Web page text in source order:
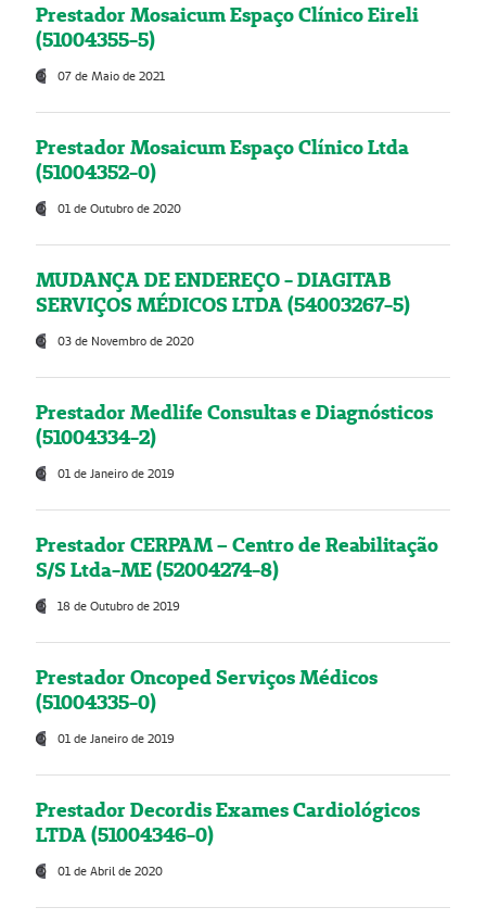
Prestador Mosaicum Espaço Clínico Eireli
(51004355-5)
07 de Maio de 2021
Prestador Mosaicum Espaço Clínico Ltda
(51004352-0)
01 de Outubro de 2020
MUDANÇA DE ENDEREÇO - DIAGITAB
SERVIÇOS MÉDICOS LTDA (54003267-5)
03 de Novembro de 2020
Prestador Medlife Consultas e Diagnósticos
(51004334-2)
01 de Janeiro de 2019
Prestador CERPAM – Centro de Reabilitação
S/S Ltda-ME (52004274-8)
18 de Outubro de 2019
Prestador Oncoped Serviços Médicos
(51004335-0)
01 de Janeiro de 2019
Prestador Decordis Exames Cardiológicos
LTDA (51004346-0)
01 de Abril de 2020